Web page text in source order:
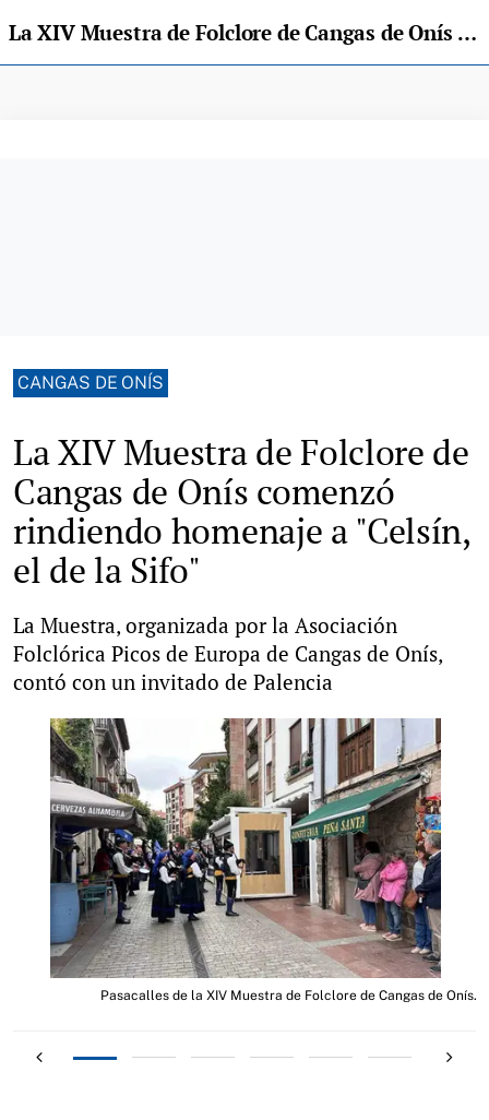
La XIV Muestra de Folclore de Cangas de Onís comenzó rindiendo homenaje a "Celsín, el de la Sifo"
CANGAS DE ONÍS
La XIV Muestra de Folclore de
Cangas de Onís comenzó
rindiendo homenaje a "Celsín,
el de la Sifo"
La Muestra, organizada por la Asociación
Folclórica Picos de Europa de Cangas de Onís,
contó con un invitado de Palencia
Pasacalles de la XIV Muestra de Folclore de Cangas de Onís.